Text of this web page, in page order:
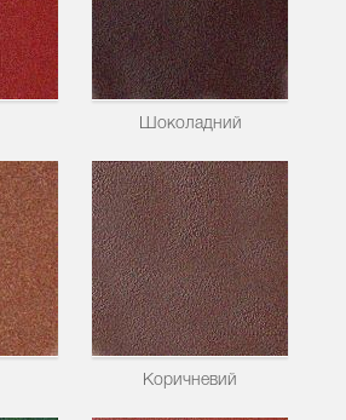
Шоколадний
Коричневий